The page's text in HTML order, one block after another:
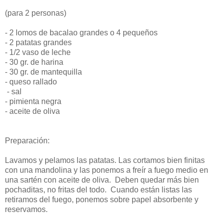
(para 2 personas)
- 2 lomos de bacalao grandes o 4 pequeños
- 2 patatas grandes
- 1/2 vaso de leche
- 30 gr. de harina
- 30 gr. de mantequilla
- queso rallado
- sal
- pimienta negra
- aceite de oliva
Preparación:
Lavamos y pelamos las patatas. Las cortamos bien finitas
con una mandolina y las ponemos a freír a fuego medio en
una sartén con aceite de oliva. Deben quedar más bien
pochaditas, no fritas del todo. Cuando están listas las
retiramos del fuego, ponemos sobre papel absorbente y
reservamos.